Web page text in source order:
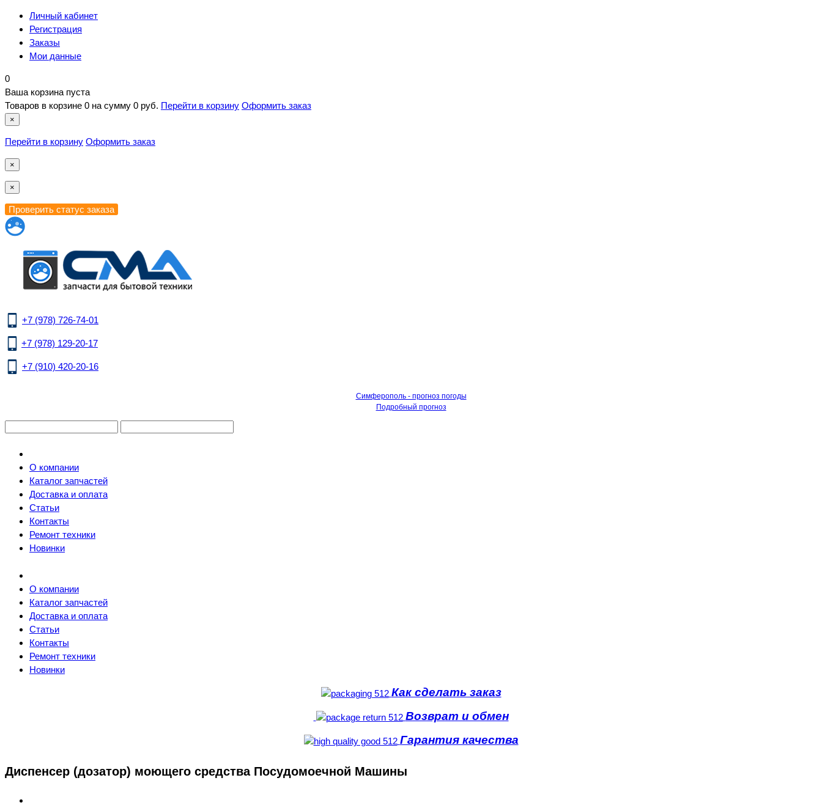
Личный кабинет
Регистрация
Заказы
Мои данные
0
Ваша корзина пуста
Товаров в корзине 0 на сумму 0 руб. Перейти в корзину Оформить заказ
×
Перейти в корзину Оформить заказ
×
×
+7 (978) 726-74-01
+7 (978) 129-20-17
+7 (910) 420-20-16
Симферополь - прогноз погоды
Подробный прогноз
О компании
Каталог запчастей
Доставка и оплата
Статьи
Контакты
Ремонт техники
Новинки
О компании
Каталог запчастей
Доставка и оплата
Статьи
Контакты
Ремонт техники
Новинки
Как сделать заказ
Возврат и обмен
Гарантия качества
Диспенсер (дозатор) моющего средства Посудомоечной Машины